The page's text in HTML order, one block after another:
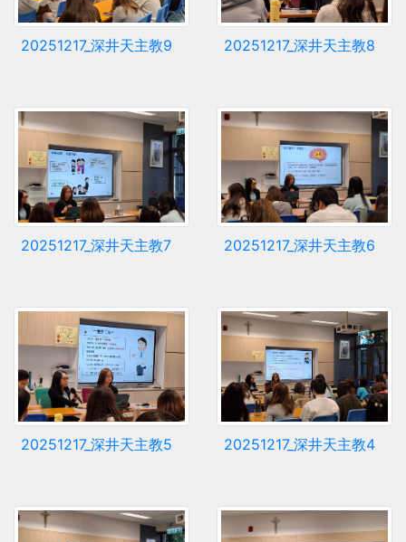
20251217_深井天主教9 20251217_深井天主教8
20251217_深井天主教7 20251217_深井天主教6
20251217_深井天主教5 20251217_深井天主教4